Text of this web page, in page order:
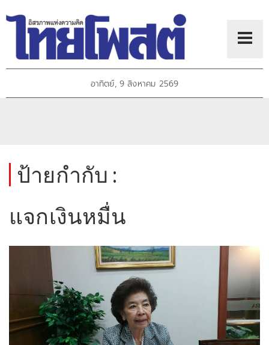
อาทิตย์, 9 สิงหาคม 2569
ป้ายกำกับ :
แจกเงินหมื่น